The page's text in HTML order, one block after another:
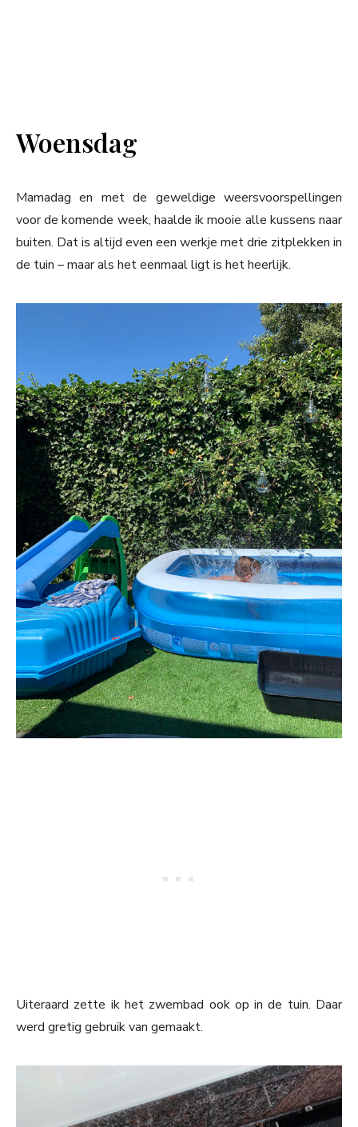
Woensdag
Mamadag en met de geweldige weersvoorspellingen
voor de komende week, haalde ik mooie alle kussens naar
buiten. Dat is altijd even een werkje met drie zitplekken in
de tuin – maar als het eenmaal ligt is het heerlijk.
Uiteraard zette ik het zwembad ook op in de tuin. Daar
werd gretig gebruik van gemaakt.